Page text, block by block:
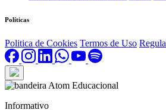
Políticas
Politica de Cookies Termos de Uso
Informativo